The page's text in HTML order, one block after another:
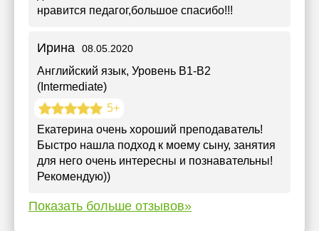
нравится педагог,большое спасибо!!!
Ирина 08.05.2020
Английский язык, Уровень B1-B2
(Intermediate)
5+
Екатерина очень хороший преподаватель!
Быстро нашла подход к моему сыну, занятия
для него очень интересны и познавательны!
Рекомендую))
Показать больше отзывов»